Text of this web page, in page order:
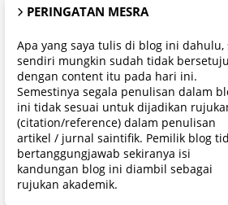
PERINGATAN MESRA
Apa yang saya tulis di blog ini dahulu,
sendiri mungkin sudah tidak bersetuju
dengan content itu pada hari ini.
Semestinya segala penulisan dalam
ini tidak sesuai untuk dijadikan
(citation/reference) dalam penulisan
artikel / jurnal saintifik. Pemilik blog
bertanggungjawab sekiranya isi
kandungan blog ini diambil sebagai
rujukan akademik.